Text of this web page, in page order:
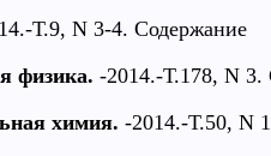
Т.9, N 3-4. Содержание
физика. -2014.-Т.178, N 3.
химия. -2014.-Т.50, N